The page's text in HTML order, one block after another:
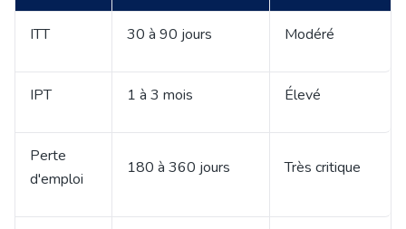
ITT 30 à 90 jours Modéré
IPT 1 à 3 mois Élevé
Perte
d'emploi
180 à 360 jours Très critique